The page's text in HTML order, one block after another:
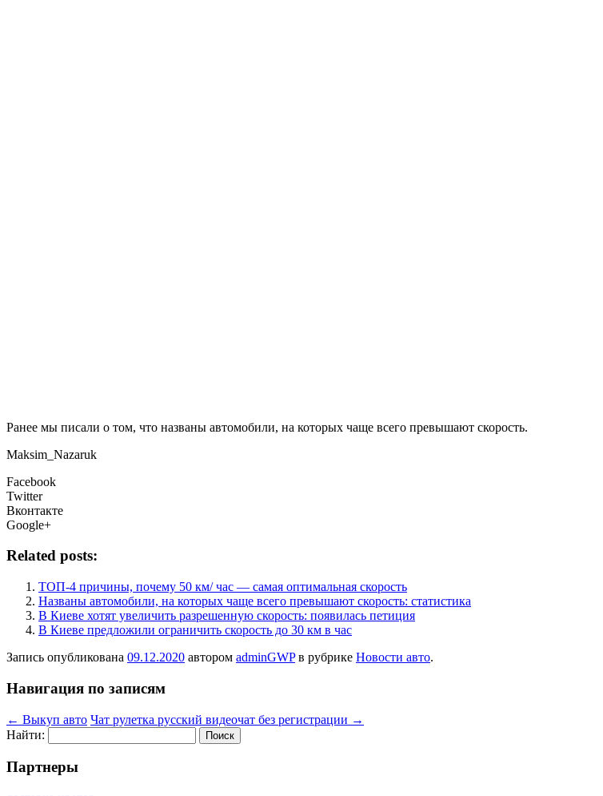
Ранее мы писали о том, что названы автомобили, на которых чаще всего превышают скорость.
Maksim_Nazaruk
Facebook
Twitter
Вконтакте
Google+
Related posts:
ТОП-4 причины, почему 50 км/ час — самая оптимальная скорость
Названы автомобили, на которых чаще всего превышают скорость: статистика
В Киеве хотят увеличить разрешенную скорость: появилась петиция
В Киеве предложили ограничить скорость до 30 км в час
Запись опубликована 09.12.2020 автором adminGWPв рубрике Новости авто.
Навигация по записям
← Выкуп авто Чат рулетка русский видеочат без регистрации →
Найти:
Партнеры